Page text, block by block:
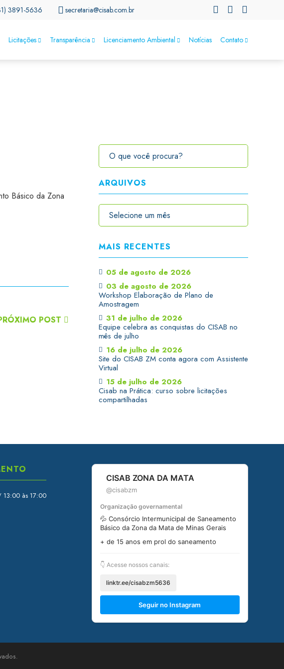
3891-5636 secretaria@cisab.com.br
Licitações Transparência Licenciamento Ambiental Notícias Contato
Básico da Zona
POST
ARQUIVOS
MAIS RECENTES
05 de agosto de 2026
03 de agosto de 2026
Workshop Elaboração de Plano de
Amostragem
31 de julho de 2026
Equipe celebra as conquistas do CISAB no
mês de julho
16 de julho de 2026
Site do CISAB ZM conta agora com Assistente
Virtual
15 de julho de 2026
Cisab na Prática: curso sobre licitações
compartilhadas
13:00 às 17:00
CISAB ZONA DA MATA
@cisabzm
Organização governamental
💦 Consórcio Intermunicipal de Saneamento
Básico da Zona da Mata de Minas Gerais
+ de 15 anos em prol do saneamento
👇 Acesse nossos canais:
linktr.ee/cisabzm5636
Seguir no Instagram